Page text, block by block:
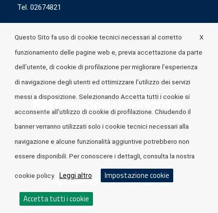
Tel. 02674821
© 2026 Lombardia Quotidiano è realizzato daA.R.I.A.
Seguici su
X
Questo Sito fa uso di cookie tecnici necessari al corretto
funzionamento delle pagine web e, previa accettazione da parte
dell’utente, di cookie di profilazione per migliorare l’esperienza
di navigazione degli utenti ed ottimizzare l’utilizzo dei servizi
messi a disposizione. Selezionando Accetta tutti i cookie si
acconsente all’utilizzo di cookie di profilazione. Chiudendo il
banner verranno utilizzati solo i cookie tecnici necessari alla
navigazione e alcune funzionalità aggiuntive potrebbero non
essere disponibili. Per conoscere i dettagli, consulta la nostra
cookie policy Leggi altro Impostazione cookie
Accetta tutti i cookie